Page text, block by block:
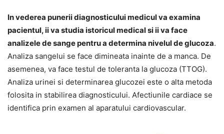
In vederea punerii diagnosticului medicul va examina
pacientul, ii va studia istoricul medical si ii va face
analizele de sange pentru a determina nivelul de glucoza.
Analiza sangelui se face dimineata inainte de a manca. De
asemenea, va face testul de toleranta la glucoza (TTOG).
Analiza urinei si determinarea glucozei este o alta metoda
folosita in stabilirea diagnosticului. Afectiunile cardiace se
identifica prin examen al aparatului cardiovascular.